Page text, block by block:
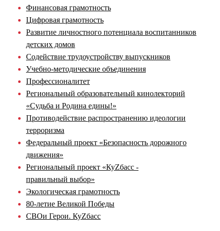
Финансовая грамотность
Цифровая грамотность
Развитие личностного потенциала воспитанников
детских домов
Содействие трудоустройству выпускников
Учебно-методические объединения
Профессионалитет
Региональный образовательный кинолекторий
«Судьба и Родина едины!»
Противодействие распространению идеологии
терроризма
Федеральный проект «Безопасность дорожного
движения»
Региональный проект «КуZбасс -
правильный выбор»
Экологическая грамотность
80-летие Великой Победы
СВОи Герои. КуZбасс